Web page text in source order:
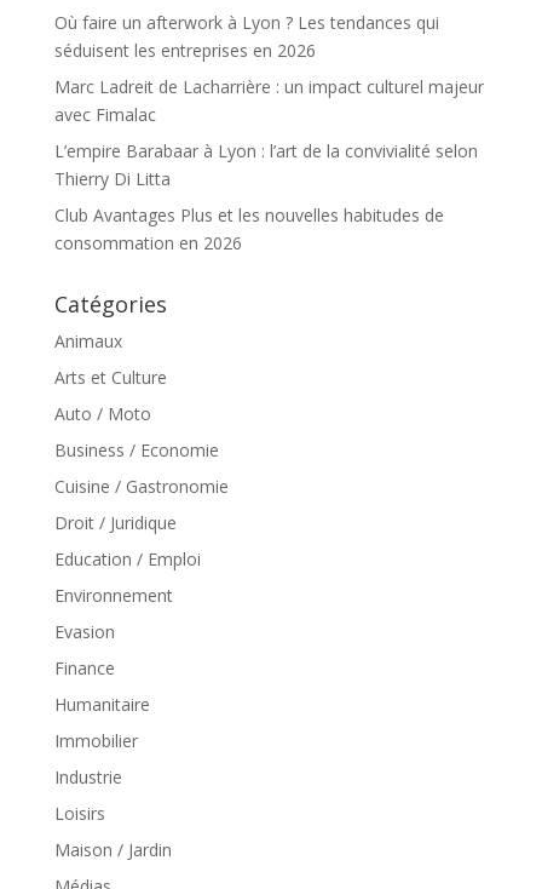
Où faire un afterwork à Lyon ? Les tendances qui
séduisent les entreprises en 2026
Marc Ladreit de Lacharrière : un impact culturel majeur
avec Fimalac
L’empire Barabaar à Lyon : l’art de la convivialité selon
Thierry Di Litta
Club Avantages Plus et les nouvelles habitudes de
consommation en 2026
Catégories
Animaux
Arts et Culture
Auto / Moto
Business / Economie
Cuisine / Gastronomie
Droit / Juridique
Education / Emploi
Environnement
Evasion
Finance
Humanitaire
Immobilier
Industrie
Loisirs
Maison / Jardin